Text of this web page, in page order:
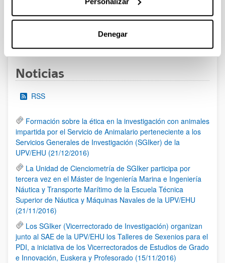
Denegar
al 30/07/2026 (ambos incluídos)
PáginaPáginaPágina
3 ...Páginas intermedias Use TAB
Noticias
RSS
Formación sobre la ética en la investigación con animales
impartida por el Servicio de Animalario perteneciente a los
Servicios Generales de Investigación (SGIker) de la
UPV/EHU (21/12/2016)
La Unidad de Cienciometría de SGIker participa por
tercera vez en el Máster de Ingeniería Marina e Ingeniería
Náutica y Transporte Marítimo de la Escuela Técnica
Superior de Náutica y Máquinas Navales de la UPV/EHU
(21/11/2016)
Los SGIker (Vicerrectorado de Investigación) organizan
junto al SAE de la UPV/EHU los Talleres de Sexenios para el
PDI, a iniciativa de los Vicerrectorados de Estudios de Grado
e Innovación, Euskera y Profesorado (15/11/2016)